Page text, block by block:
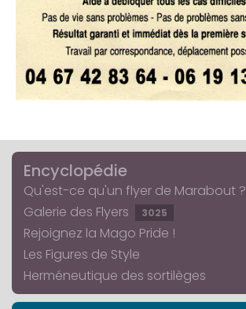
Encyclopédie
Qu'est-ce qu'un flyer de Marabout ?
Galerie des Flyers
3025
Rejoignez la Mago Pride !
Les Figures de Style
Herméneutique des sortilèges